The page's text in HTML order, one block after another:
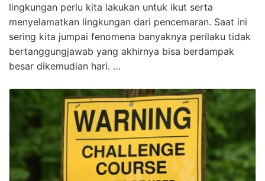
lingkungan perlu kita lakukan untuk ikut serta
menyelamatkan lingkungan dari pencemaran. Saat ini
sering kita jumpai fenomena banyaknya perilaku tidak
bertanggungjawab yang akhirnya bisa berdampak
besar dikemudian hari. …